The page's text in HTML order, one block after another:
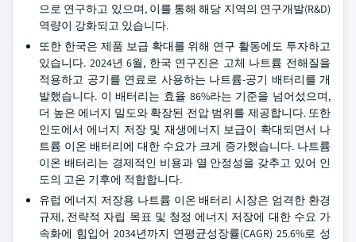
으로 연구하고 있으며, 이를 통해 해당 지역의 연구개발(R&D)
역량이 강화되고 있습니다.
또한 한국은 제품 보급 확대를 위해 연구 활동에도 투자하고
있습니다. 2024년 6월, 한국 연구진은 고체 나트륨 전해질을
적용하고 공기를 연료로 사용하는 나트륨-공기 배터리를 개
발했습니다. 이 배터리는 효율 86%라는 기준을 넘어섰으며,
더 높은 에너지 밀도와 확장된 전압 범위를 제공합니다. 또한
인도에서 에너지 저장 및 재생에너지 보급이 확대되면서 나
트륨 이온 배터리에 대한 수요가 크게 증가했습니다. 나트륨
이온 배터리는 경제적인 비용과 열 안정성을 갖추고 있어 인
도의 고온 기후에 적합합니다.
유럽 에너지 저장용 나트륨 이온 배터리 시장은 엄격한 환경
규제, 전략적 자립 목표 및 청정 에너지 저장에 대한 수요 가
속화에 힘입어 2034년까지 연평균성장률(CAGR) 25.6%로 성